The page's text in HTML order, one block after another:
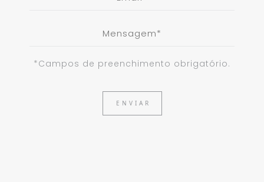
*Campos de preenchimento obrigatório.
ENVIAR